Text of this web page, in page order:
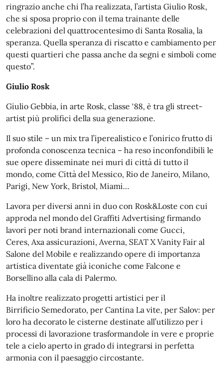
ringrazio anche chi l’ha realizzata, l’artista Giulio Rosk,
che si sposa proprio con il tema trainante delle
celebrazioni del quattrocentesimo di Santa Rosalia, la
speranza. Quella speranza di riscatto e cambiamento per
questi quartieri che passa anche da segni e simboli come
questo”.
Giulio Rosk
Giulio Gebbia, in arte Rosk, classe ‘88, è tra gli street-
artist più prolifici della sua generazione.
Il suo stile – un mix tra l’iperealistico e l’onirico frutto di
profonda conoscenza tecnica – ha reso inconfondibili le
sue opere disseminate nei muri di città di tutto il
mondo, come Città del Messico, Rio de Janeiro, Milano,
Parigi, New York, Bristol, Miami…
Lavora per diversi anni in duo con Rosk&Loste con cui
approda nel mondo del Graffiti Advertising firmando
lavori per noti brand internazionali come Gucci,
Ceres, Axa assicurazioni, Averna, SEAT X Vanity Fair al
Salone del Mobile e realizzando opere di importanza
artistica diventate già iconiche come Falcone e
Borsellino alla cala di Palermo.
Ha inoltre realizzato progetti artistici per il
Birrificio Semedorato, per Cantina La vite, per Salov: per
loro ha decorato le cisterne destinate all’utilizzo per i
processi di lavorazione trasformandole in vere e proprie
tele a cielo aperto in grado di integrarsi in perfetta
armonia con il paesaggio circostante.